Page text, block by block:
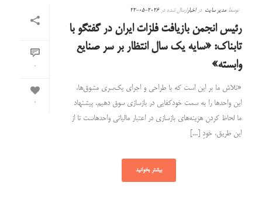
0
0
توسط مدیر سایت دراخبارارسال شده در2026-05-22
رئیس انجمن بازیافت فلزات ایران در گفتگو با
تابناک: «سایه یک سال انتظار بر سر صنایع
وابسته»
«تلاش ما بر این است که با طراحی و اجرای یک‌سری مشوق‌ها،
این واحد‌ها را به سمت خودکفایی در بازسازی سوق دهیم. پیشنهاد
ما لحاظ کردن هزینه‌های بازسازی در اعتبار مالیاتی واحدهاست تا از
این طریق، خودِ [...]
بیشتر بخوانید